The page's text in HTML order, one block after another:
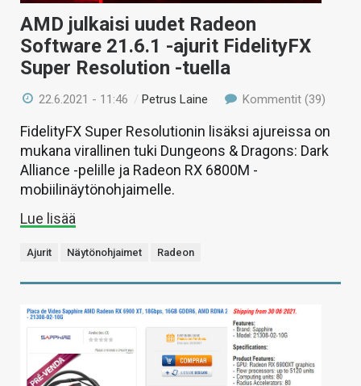
AMD julkaisi uudet Radeon
Software 21.6.1 -ajurit FidelityFX
Super Resolution -tuella
22.6.2021 - 11:46 /Petrus Laine Kommentit (39)
FidelityFX Super Resolutionin lisäksi ajureissa on
mukana virallinen tuki Dungeons & Dragons: Dark
Alliance -pelille ja Radeon RX 6800M -
mobiilinäytönohjaimelle.
Lue lisää
Ajurit Näytönohjaimet Radeon